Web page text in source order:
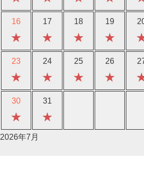
16
★
17
★
18
★
19
★
23
★
24
★
25
★
26
★
30
★
31
★
2026年7月